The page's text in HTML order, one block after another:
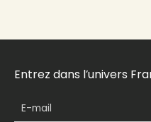
Entrez dans l’univers
E-mail